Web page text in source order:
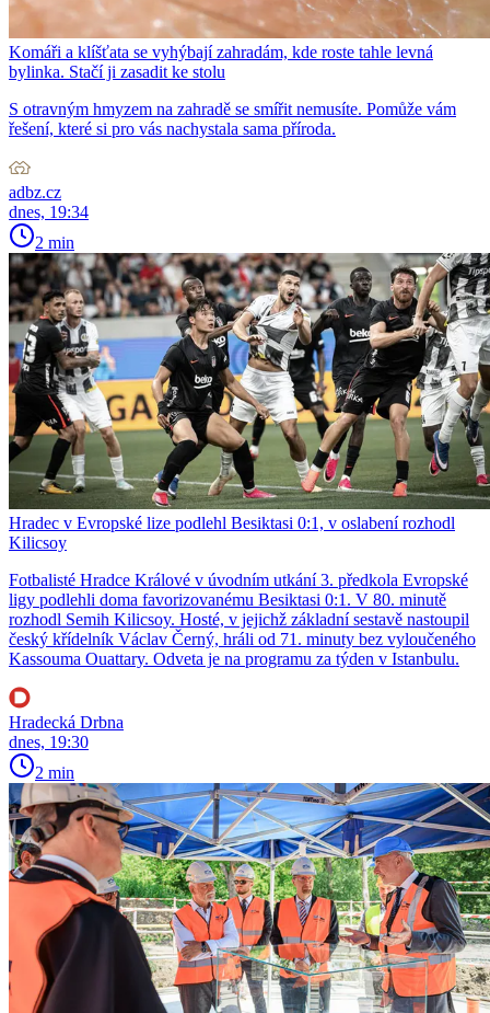
Komáři a klíšťata se vyhýbají zahradám, kde roste tahle levná
bylinka. Stačí ji zasadit ke stolu
S otravným hmyzem na zahradě se smířit nemusíte. Pomůže vám
řešení, které si pro vás nachystala sama příroda.
adbz.cz
dnes, 19:34
2 min
Hradec v Evropské lize podlehl Besiktasi 0:1, v oslabení rozhodl
Kilicsoy
Fotbalisté Hradce Králové v úvodním utkání 3. předkola Evropské
ligy podlehli doma favorizovanému Besiktasi 0:1. V 80. minutě
rozhodl Semih Kilicsoy. Hosté, v jejichž základní sestavě nastoupil
český křídelník Václav Černý, hráli od 71. minuty bez vyloučeného
Kassouma Ouattary. Odveta je na programu za týden v Istanbulu.
Hradecká Drbna
dnes, 19:30
2 min